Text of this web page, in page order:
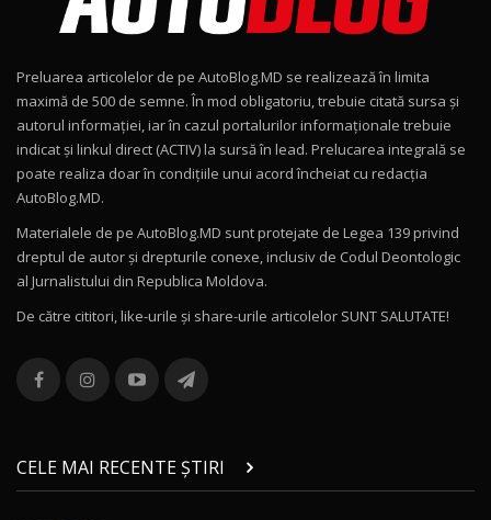
Noul Geely EX2 / Test Drive AutoBlog.MD
15:22
Mercedes-AMG E 53 HYBRID 4MATIC+ / Test
Drive AutoBlog.MD
16:27
11
Noul Volvo ES90 / Test Drive AutoBlog.MD
12
Noul MG HS / Test Drive AutoBlog.MD
16:48
13
combină aventura cu luxul / AutoBlog.MD
36:08
chinez care face lumea să se întoarcă după el
/ AutoBlog.MD
17:27
Preluarea articolelor de pe AutoBlog.MD se realizează în limita
maximă de 500 de semne. În mod obligatoriu, trebuie citată sursa și
autorul informației, iar în cazul portalurilor informaționale trebuie
indicat și linkul direct (ACTIV) la sursă în lead. Prelucarea integrală se
poate realiza doar în condițiile unui acord încheiat cu redacţia
AutoBlog.MD.
Materialele de pe AutoBlog.MD sunt protejate de Legea 139 privind
dreptul de autor și drepturile conexe, inclusiv de Codul Deontologic
al Jurnalistului din Republica Moldova.
De către cititori, like-urile şi share-urile articolelor SUNT SALUTATE!
CELE MAI RECENTE ȘTIRI